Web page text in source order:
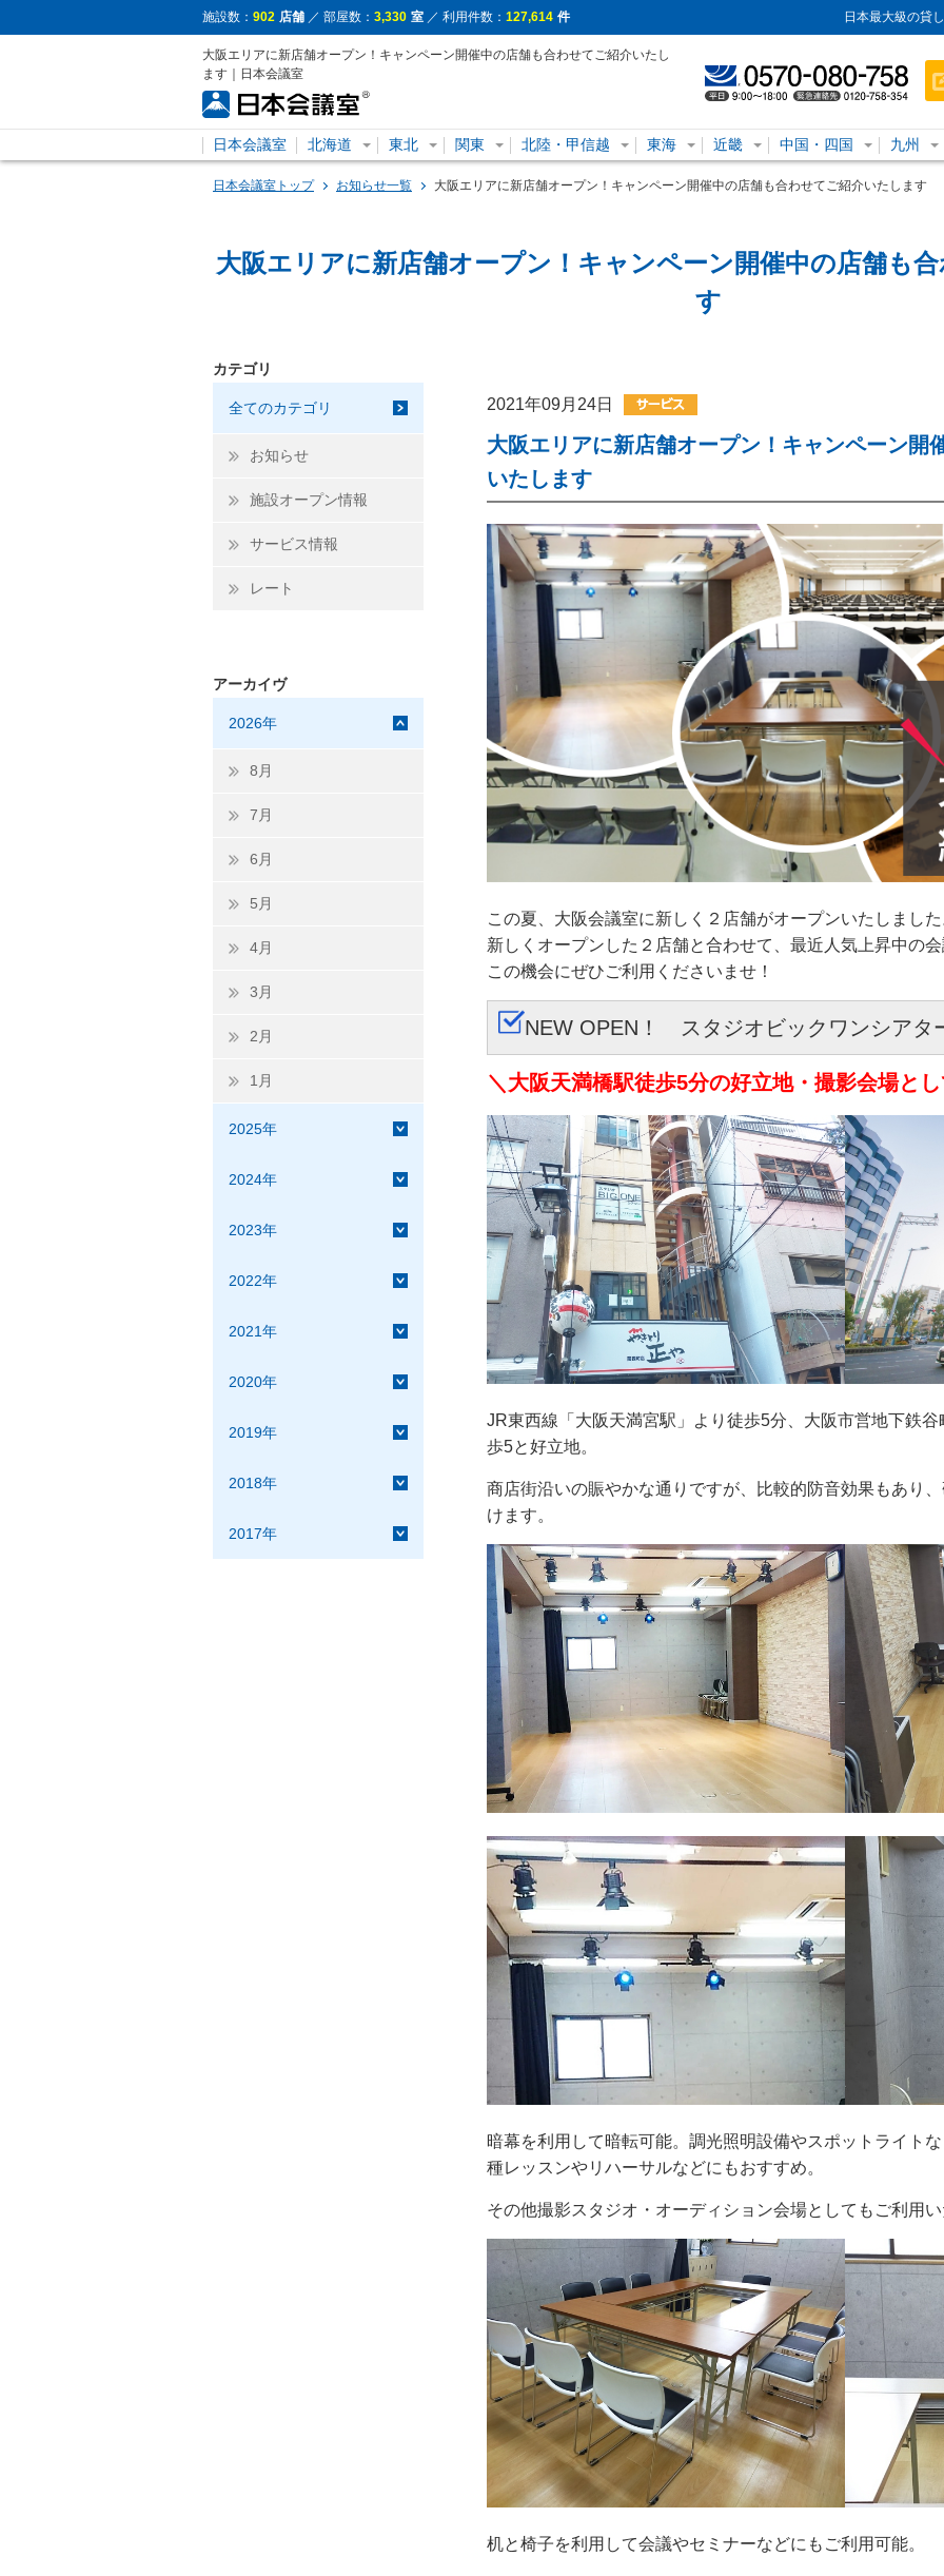
施設数： 902 店舗 ／ 部屋数： 3,330 室 ／ 利用件数： 127,614 件 日本最大級の貸
大阪エリアに新店舗オープン！キャンペーン開催中の店舗も合わせてご紹介いたし
ます｜日本会議室
日本会議室 北海道 東北 関東 北陸・甲信越 東海 近畿 中国・四国 九州
日本会議室トップ お知らせ一覧 大阪エリアに新店舗オープン！キャンペーン開催中の店舗も合わせてご紹介いたします
大阪エリアに新店舗オープン！キャンペーン開催中の店舗も
す
カテゴリ
全てのカテゴリ
お知らせ
施設オープン情報
サービス情報
レート
アーカイヴ
2026年
8月
7月
6月
5月
4月
3月
2月
1月
2025年
2024年
2023年
2022年
2021年
2020年
2019年
2018年
2017年
2021年09月24日
大阪エリアに新店舗オープン！キャンペーン開
いたします
この夏、大阪会議室に新しく２店舗がオープンいたしまし
新しくオープンした２店舗と合わせて、最近人気上昇中の
この機会にぜひご利用くださいませ！
NEW OPEN！ スタジオビックワンシアタ
＼大阪天満橋駅徒歩5分の好立地・撮影会場と
JR東西線「大阪天満宮駅」より徒歩5分、大阪市営地下鉄
歩5と好立地。
商店街沿いの賑やかな通りですが、比較的防音効果もあり
けます。
暗幕を利用して暗転可能。調光照明設備やスポットライト
種レッスンやリハーサルなどにもおすすめ。
その他撮影スタジオ・オーディション会場としてもご利用
机と椅子を利用して会議やセミナーなどにもご利用可能。